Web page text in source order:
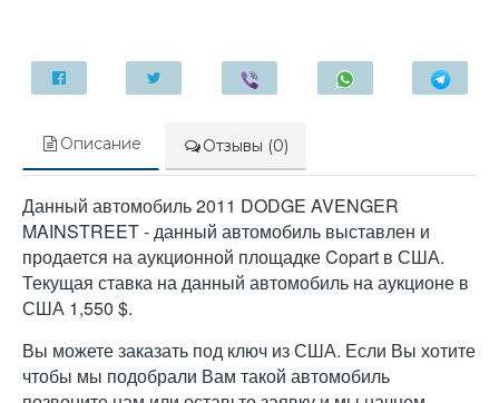
Описание Отзывы (0)
Данный автомобиль 2011 DODGE AVENGER
MAINSTREET - данный автомобиль выставлен и
продается на аукционной площадке Copart в США.
Текущая ставка на данный автомобиль на аукционе в
США 1,550 $.
Вы можете заказать под ключ из США. Если Вы хотите
чтобы мы подобрали Вам такой автомобиль